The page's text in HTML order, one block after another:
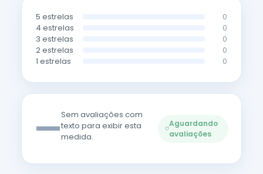
5 estrelas 0
4 estrelas 0
3 estrelas 0
2 estrelas 0
1 estrelas 0
—Sem avaliações com
texto para exibir esta
medida.
Aguardando
avaliações